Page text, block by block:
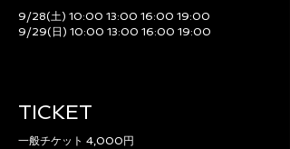
9/28(土) 10:00 13:00 16:00 19:00
9/29(日) 10:00 13:00 16:00 19:00
TICKET
一般チケット 4,000円